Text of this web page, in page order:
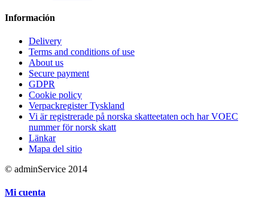
Información
Delivery
Terms and conditions of use
About us
Secure payment
GDPR
Cookie policy
Verpackregister Tyskland
Vi är registrerade på norska skatteetaten och har VOEC
nummer för norsk skatt
Länkar
Mapa del sitio
© adminService 2014
Mi cuenta